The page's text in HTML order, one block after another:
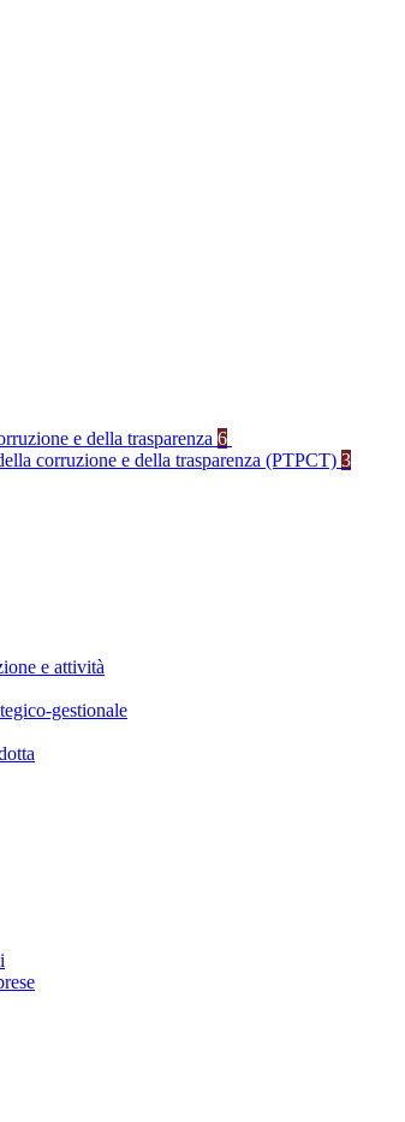
e della trasparenza 6
corruzione e della trasparenza (PTPCT) 3
e attività
gestionale